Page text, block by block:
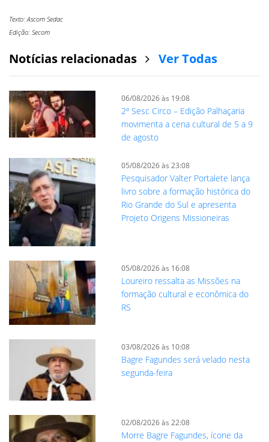
Texto: Ascom Sedac
Edição: Secom
Notícias relacionadas Ver Todas
06/08/2026 às 19:08
2º Sesc Circo – Edição Palhaçaria
movimenta a cena cultural de 5 a 9
de agosto
05/08/2026 às 23:08
Pesquisador Valter Portalete lança
livro sobre a formação histórica do
Rio Grande do Sul e apresenta
Projeto Origens Missioneiras
05/08/2026 às 16:08
Loureiro ressalta as Missões na
formação cultural e econômica do
RS
03/08/2026 às 10:08
Bagre Fagundes será velado nesta
segunda-feira
02/08/2026 às 22:08
Morre Bagre Fagundes, ícone da